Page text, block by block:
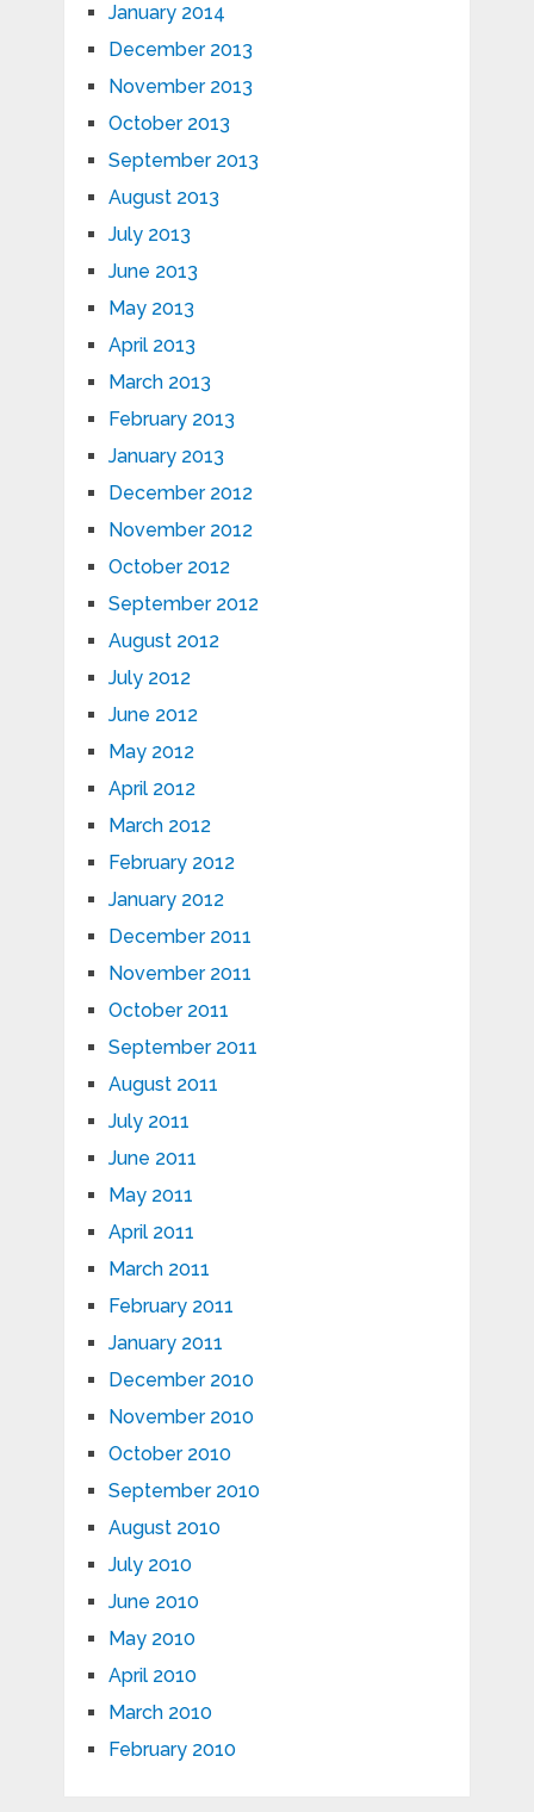
January 2014
December 2013
November 2013
October 2013
September 2013
August 2013
July 2013
June 2013
May 2013
April 2013
March 2013
February 2013
January 2013
December 2012
November 2012
October 2012
September 2012
August 2012
July 2012
June 2012
May 2012
April 2012
March 2012
February 2012
January 2012
December 2011
November 2011
October 2011
September 2011
August 2011
July 2011
June 2011
May 2011
April 2011
March 2011
February 2011
January 2011
December 2010
November 2010
October 2010
September 2010
August 2010
July 2010
June 2010
May 2010
April 2010
March 2010
February 2010